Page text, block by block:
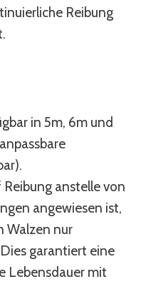
Reibung
in 5m, 6m und
Reibung anstelle von
angewiesen ist,
Walzen nur
garantiert eine
Lebensdauer mit